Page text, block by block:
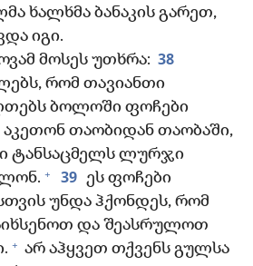
ხალხმა ბანაკის გარეთ,
იგი.
მოსეს უთხრა: 38
რომ თავიანთი
ბოლოში ფოჩები
აკეთონ თაობიდან თაობაში,
ტანსაცმელს ლურჯი
+ 39 ეს ფოჩები
უნდა ჰქონდეს, რომ
და შეასრულოთ
+ არ აჰყვეთ თქვენს გულსა